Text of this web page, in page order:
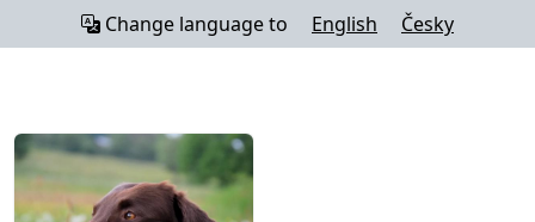
Change language to English Česky